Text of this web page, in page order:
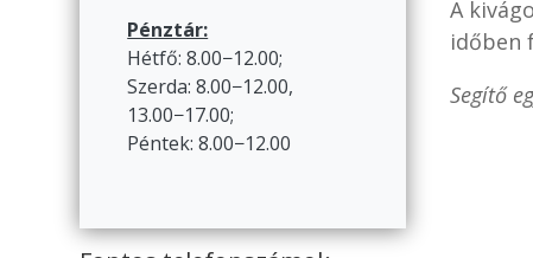
Pénztár:
Hétfő: 8.00−12.00;
Szerda: 8.00−12.00,
13.00−17.00;
Péntek: 8.00−12.00
A
időben
Segítő